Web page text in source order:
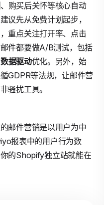
、购买后关怀等核心自动
议先从免费计划起步，
重点关注打开率、点击
件都要做A/B测试，包括
数据驱动优化。另外，始
GDPR等法规，让邮件营
骚扰工具。
邮件营销是以用户为中
报表中的用户行为数
的Shopify独立站就能在